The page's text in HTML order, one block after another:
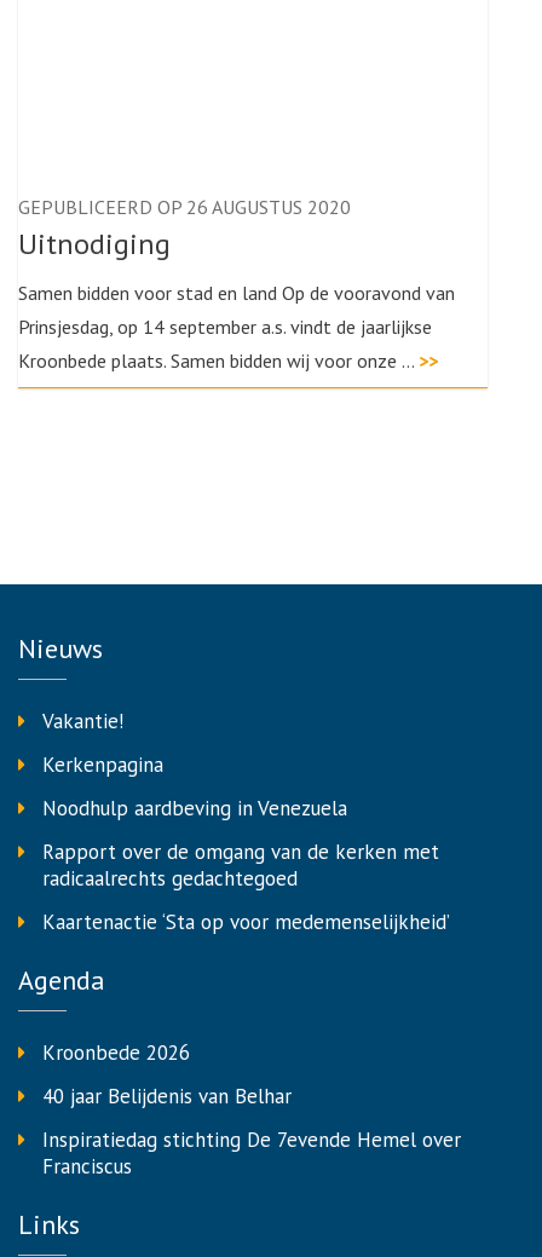
GEPUBLICEERD OP 26 AUGUSTUS 2020
Uitnodiging
Samen bidden voor stad en land Op de vooravond van
Prinsjesdag, op 14 september a.s. vindt de jaarlijkse
Kroonbede plaats. Samen bidden wij voor onze … >>
Nieuws
Vakantie!
Kerkenpagina
Noodhulp aardbeving in Venezuela
Rapport over de omgang van de kerken met
radicaalrechts gedachtegoed
Kaartenactie ‘Sta op voor medemenselijkheid’
Agenda
Kroonbede 2026
40 jaar Belijdenis van Belhar
Inspiratiedag stichting De 7evende Hemel over
Franciscus
Links